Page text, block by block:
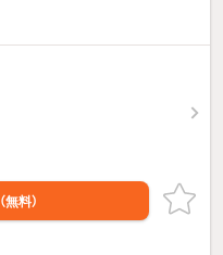
（無料）